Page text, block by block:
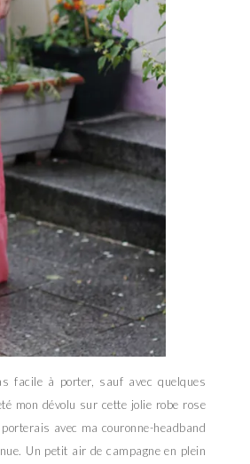
facile à porter, sauf avec quelques
mon dévolu sur cette jolie robe rose
avec ma couronne-headband
Un petit air de campagne en plein